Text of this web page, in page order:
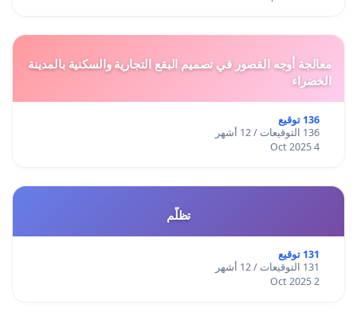
معالجة أوجه القصور في تصميم البقع التجارية والسكنية بالمدينة
الخضراء
136 توقيع
136 التوقيعات / 12 أشهر
4 Oct 2025
تظلّم
131 توقيع
131 التوقيعات / 12 أشهر
2 Oct 2025